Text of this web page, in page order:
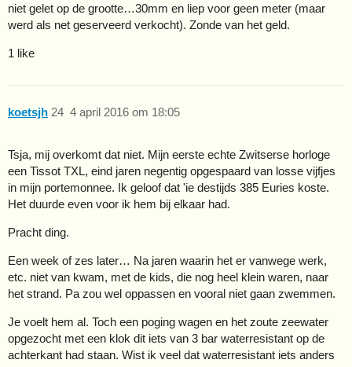
niet gelet op de grootte…30mm en liep voor geen meter (maar
werd als net geserveerd verkocht). Zonde van het geld.
1 like
koetsjh 4 april 2016 om 18:05
24
Tsja, mij overkomt dat niet. Mijn eerste echte Zwitserse horloge
een Tissot TXL, eind jaren negentig opgespaard van losse vijfjes
in mijn portemonnee. Ik geloof dat 'ie destijds 385 Euries koste.
Het duurde even voor ik hem bij elkaar had.
Pracht ding.
Een week of zes later… Na jaren waarin het er vanwege werk,
etc. niet van kwam, met de kids, die nog heel klein waren, naar
het strand. Pa zou wel oppassen en vooral niet gaan zwemmen.
Je voelt hem al. Toch een poging wagen en het zoute zeewater
opgezocht met een klok dit iets van 3 bar waterresistant op de
achterkant had staan. Wist ik veel dat waterresistant iets anders